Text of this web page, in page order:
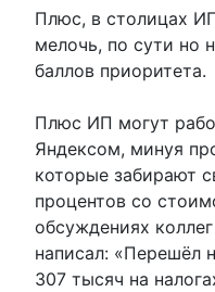
Плюс, в столицах
мелочь, по сути но
баллов приоритета.
Плюс ИП могут
Яндексом, минуя
которые забирают
процентов со
обсуждениях
написал: «Перешёл
307 тысяч на